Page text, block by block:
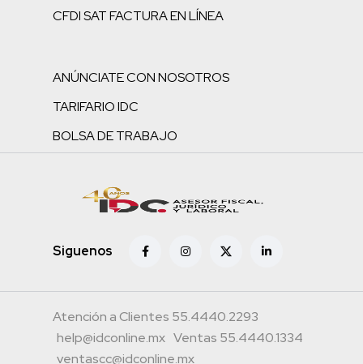
CFDI SAT FACTURA EN LÍNEA
ANÚNCIATE CON NOSOTROS
TARIFARIO IDC
BOLSA DE TRABAJO
Siguenos
Atención a Clientes 55.4440.2293
help@idconline.mx Ventas 55.4440.1334
ventascc@idconline.mx